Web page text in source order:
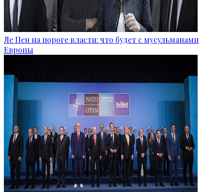
Ле Пен на пороге власти: что будет с мусульманами
Европы